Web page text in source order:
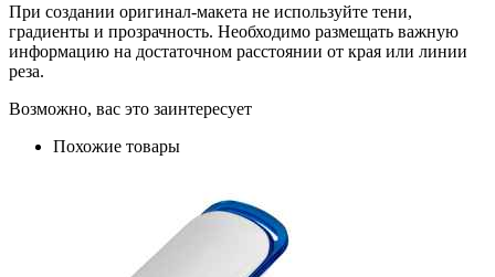
При создании оригинал-макета не используйте тени,
градиенты и прозрачность. Необходимо размещать важную
информацию на достаточном расстоянии от края или линии
реза.
Возможно, вас это заинтересует
Похожие товары